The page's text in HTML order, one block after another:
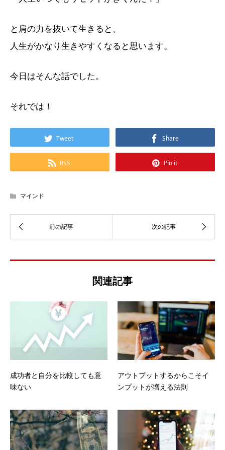
と肩の力を抜いて生きると、
人生がかなり生きやすくなると思います。
今日はそんな話でした。
それでは！
Tweet Share
RSS Pin it
マインド
関連記事
成功者と自分を比較しても意
味ない
アウトプットするからこそイ
ンプットが増える法則